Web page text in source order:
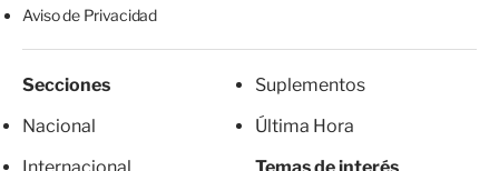
Aviso de Privacidad
Secciones
Nacional
Internacional
Suplementos
Última Hora
Temas de interés